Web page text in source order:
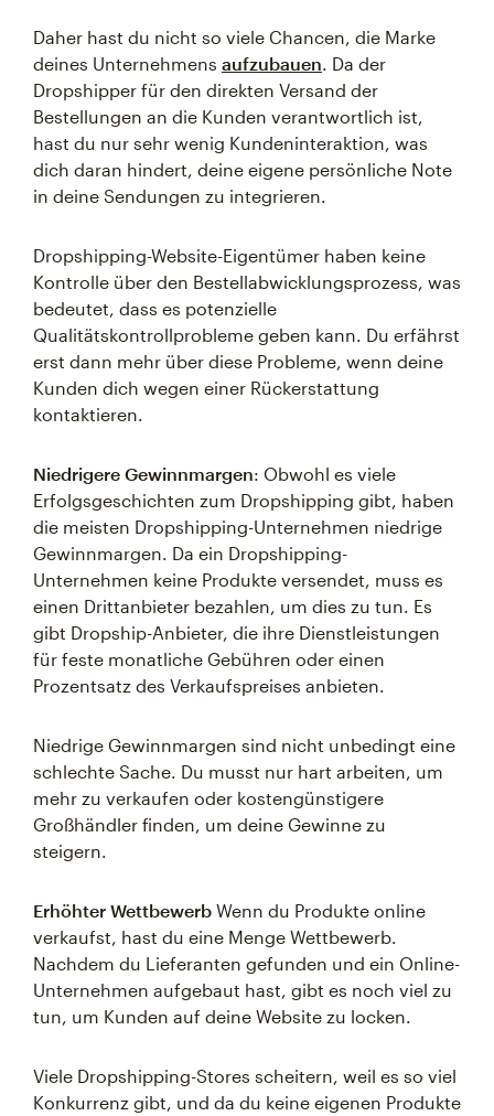
Daher hast du nicht so viele Chancen, die Marke
deines Unternehmens aufzubauen. Da der
Dropshipper für den direkten Versand der
Bestellungen an die Kunden verantwortlich ist,
hast du nur sehr wenig Kundeninteraktion, was
dich daran hindert, deine eigene persönliche Note
in deine Sendungen zu integrieren.
Dropshipping-Website-Eigentümer haben keine
Kontrolle über den Bestellabwicklungsprozess, was
bedeutet, dass es potenzielle
Qualitätskontrollprobleme geben kann. Du erfährst
erst dann mehr über diese Probleme, wenn deine
Kunden dich wegen einer Rückerstattung
kontaktieren.
Niedrigere Gewinnmargen: Obwohl es viele
Erfolgsgeschichten zum Dropshipping gibt, haben
die meisten Dropshipping-Unternehmen niedrige
Gewinnmargen. Da ein Dropshipping-
Unternehmen keine Produkte versendet, muss es
einen Drittanbieter bezahlen, um dies zu tun. Es
gibt Dropship-Anbieter, die ihre Dienstleistungen
für feste monatliche Gebühren oder einen
Prozentsatz des Verkaufspreises anbieten.
Niedrige Gewinnmargen sind nicht unbedingt eine
schlechte Sache. Du musst nur hart arbeiten, um
mehr zu verkaufen oder kostengünstigere
Großhändler finden, um deine Gewinne zu
steigern.
Erhöhter Wettbewerb Wenn du Produkte online
verkaufst, hast du eine Menge Wettbewerb.
Nachdem du Lieferanten gefunden und ein Online-
Unternehmen aufgebaut hast, gibt es noch viel zu
tun, um Kunden auf deine Website zu locken.
Viele Dropshipping-Stores scheitern, weil es so viel
Konkurrenz gibt, und da du keine eigenen Produkte